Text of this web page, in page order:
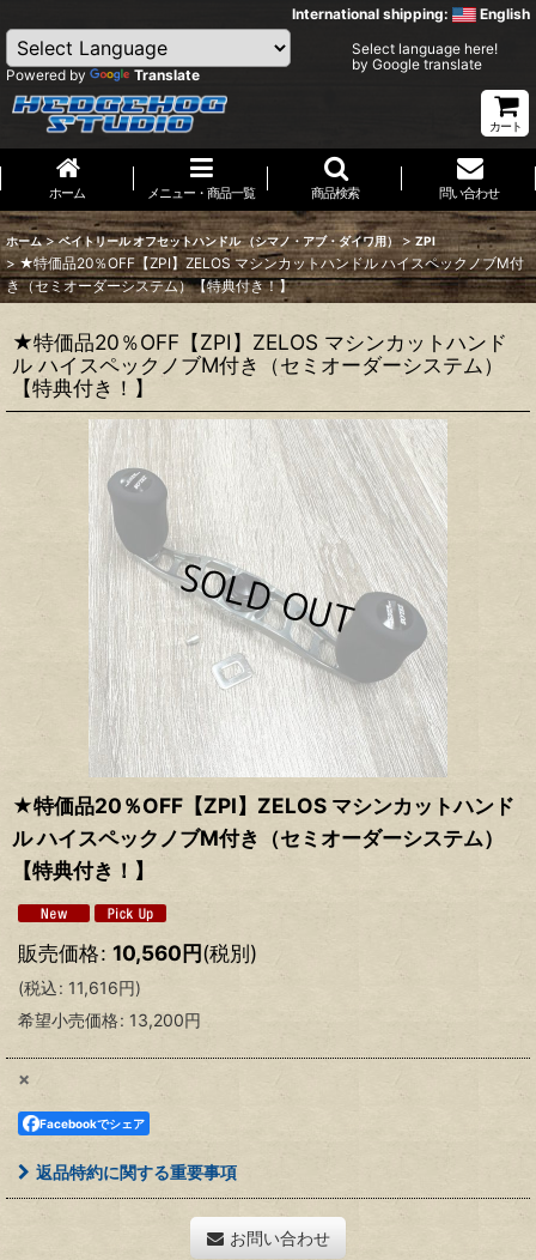
International shipping: English
Powered by Translate
Select language here!
by Google translate
カート
ホーム メニュー・商品一覧 商品検索 問い合わせ
ホーム > ベイトリール オフセットハンドル （シマノ・アブ・ダイワ用） > ZPI
> ★特価品20％OFF【ZPI】ZELOS マシンカットハンドル ハイスペックノブM付
き（セミオーダーシステム）【特典付き！】
★特価品20％OFF【ZPI】ZELOS マシンカットハンド
ル ハイスペックノブM付き（セミオーダーシステム）
【特典付き！】
★特価品20％OFF【ZPI】ZELOS マシンカットハンド
ル ハイスペックノブM付き（セミオーダーシステム）
【特典付き！】
販売価格: 10,560円(税別)
(税込: 11,616円)
希望小売価格: 13,200円
×
Facebookでシェア
返品特約に関する重要事項
お問い合わせ